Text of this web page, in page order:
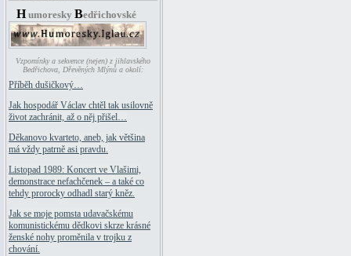
H umoresky Bedřichovské
Vzpomínky a sekvence (nejen) z jihlavského
Bedřichova, Dřevěných Mlýnů a okolí:
Příběh dušičkový…
Jak hospodář Václav chtěl tak usilovně
život zachránit, až o něj přišel…
Děkanovo kvarteto, aneb, jak většina
má vždy patrně asi pravdu.
Listopad 1989: Koncert ve Vlašimi,
demonstrace nefachčenek – a také co
tehdy prorocky odhadl starý kněz.
Jak se moje pomsta udavačskému
komunistickému dědkovi skrze krásné
ženské nohy proměnila v trojku z
chování.